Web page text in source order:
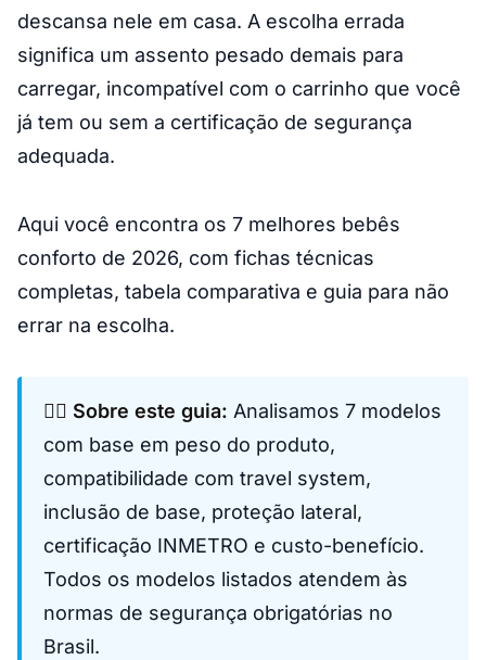
descansa nele em casa. A escolha errada
significa um assento pesado demais para
carregar, incompatível com o carrinho que você
já tem ou sem a certificação de segurança
adequada.
Aqui você encontra os 7 melhores bebês
conforto de 2026, com fichas técnicas
completas, tabela comparativa e guia para não
errar na escolha.
👩‍⚕️ Sobre este guia: Analisamos 7 modelos
com base em peso do produto,
compatibilidade com travel system,
inclusão de base, proteção lateral,
certificação INMETRO e custo-benefício.
Todos os modelos listados atendem às
normas de segurança obrigatórias no
Brasil.